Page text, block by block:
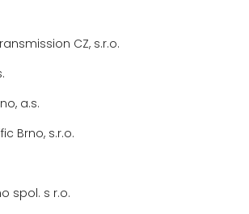
CZ, s.r.o.
a.s.
Brno, s.r.o.
spol. s r.o.